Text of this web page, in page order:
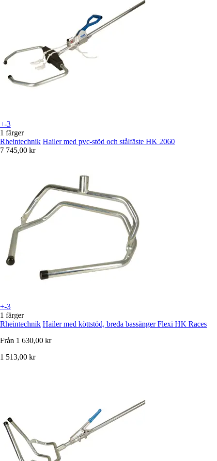
+-3
1 färger
Rheintechnik Hailer med pvc-stöd och stålfäste HK 2060
7 745,00 kr
+-3
1 färger
Rheintechnik Hailer med köttstöd, breda bassänger Flexi HK Races
Från 1 630,00 kr
1 513,00 kr